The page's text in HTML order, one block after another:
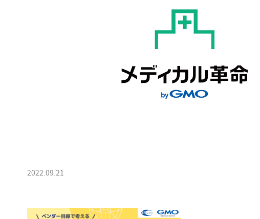
2022.09.21